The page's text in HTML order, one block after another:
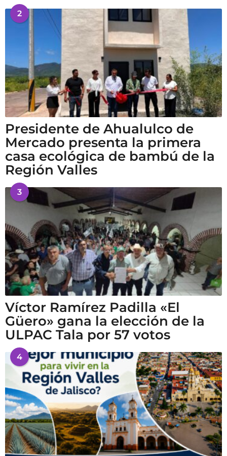
2
Presidente de Ahualulco de
Mercado presenta la primera
casa ecológica de bambú de la
Región Valles
3
Víctor Ramírez Padilla «El
Güero» gana la elección de la
ULPAC Tala por 57 votos
4